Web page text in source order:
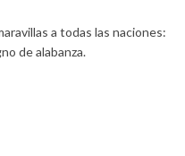
a todas las naciones:
de alabanza.